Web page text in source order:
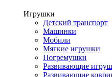
Игрушки
Детский транспорт
Машинки
Мобили
Мягкие игрушки
Погремушки
Развивающие
Развивающие